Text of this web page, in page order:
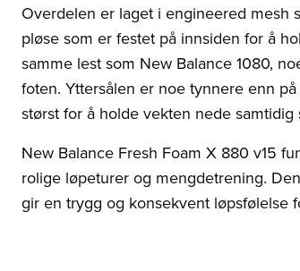
Overdelen er laget i engineered
pløse som er festet på innsiden for å
samme lest som New Balance 1080,
foten. Yttersålen er noe tynnere enn
størst for å holde vekten nede samtidig
New Balance Fresh Foam X 880 v15
rolige løpeturer og mengdetrening.
gir en trygg og konsekvent løpsfølelse